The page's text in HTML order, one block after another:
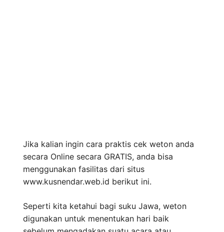
Jika kalian ingin cara praktis cek weton anda
secara Online secara GRATIS, anda bisa
menggunakan fasilitas dari situs
www.kusnendar.web.id berikut ini.
Seperti kita ketahui bagi suku Jawa, weton
digunakan untuk menentukan hari baik